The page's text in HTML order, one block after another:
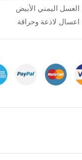
العسل اليمني الأبيض
اعسال لاذعة وحراقة